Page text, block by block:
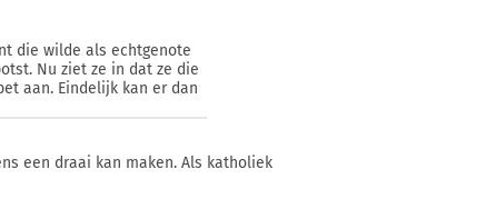
die wilde als echtgenote
Nu ziet ze in dat ze die
aan. Eindelijk kan er dan
een draai kan maken. Als katholiek